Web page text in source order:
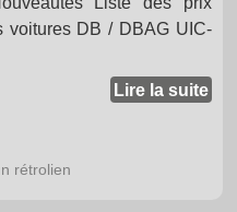
voitures DB / DBAG UIC-
Lire la suite
rétrolien